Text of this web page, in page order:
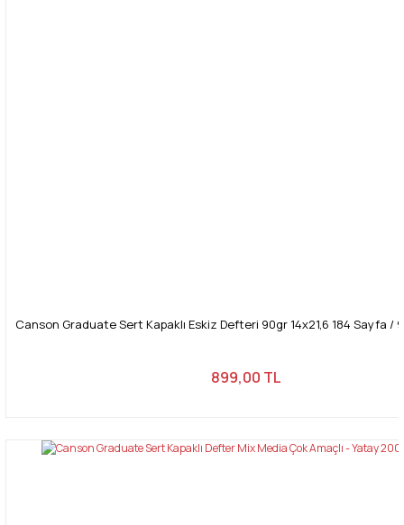
Canson Graduate Sert Kapaklı Eskiz Defteri 90gr 14x21,6 184 Sayfa /
899,00 TL